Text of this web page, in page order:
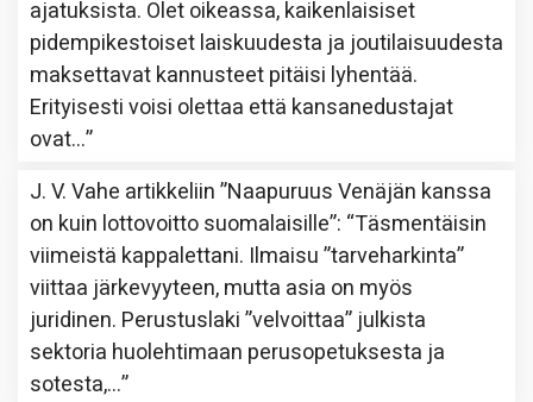
ajatuksista. Olet oikeassa, kaikenlaisiset
pidempikestoiset laiskuudesta ja joutilaisuudesta
maksettavat kannusteet pitäisi lyhentää.
Erityisesti voisi olettaa että kansanedustajat
ovat…”
J. V. Vahe artikkeliin”Naapuruus Venäjän kanssa
on kuin lottovoitto suomalaisille”: “Täsmentäisin
viimeistä kappalettani. Ilmaisu ”tarveharkinta”
viittaa järkevyyteen, mutta asia on myös
juridinen. Perustuslaki ”velvoittaa” julkista
sektoria huolehtimaan perusopetuksesta ja
sotesta,…”